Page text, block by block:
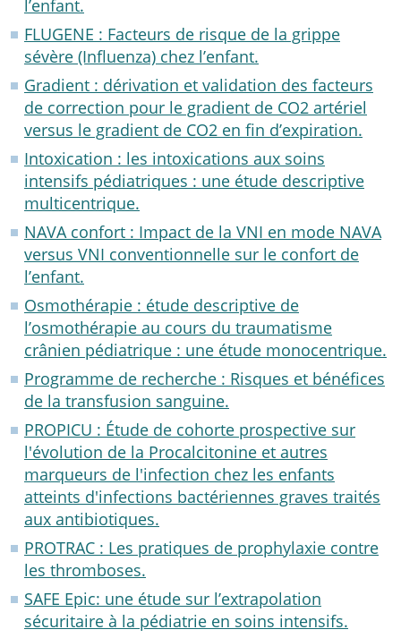
l’enfant.
FLUGENE : Facteurs de risque de la grippe
sévère (Influenza) chez l’enfant.
Gradient : dérivation et validation des facteurs
de correction pour le gradient de CO2 artériel
versus le gradient de CO2 en fin d’expiration.
Intoxication : les intoxications aux soins
intensifs pédiatriques : une étude descriptive
multicentrique.
NAVA confort : Impact de la VNI en mode NAVA
versus VNI conventionnelle sur le confort de
l’enfant.
Osmothérapie : étude descriptive de
l’osmothérapie au cours du traumatisme
crânien pédiatrique : une étude monocentrique.
Programme de recherche : Risques et bénéfices
de la transfusion sanguine.
PROPICU : Étude de cohorte prospective sur
l'évolution de la Procalcitonine et autres
marqueurs de l'infection chez les enfants
atteints d'infections bactériennes graves traités
aux antibiotiques.
PROTRAC : Les pratiques de prophylaxie contre
les thromboses.
SAFE Epic: une étude sur l’extrapolation
sécuritaire à la pédiatrie en soins intensifs.